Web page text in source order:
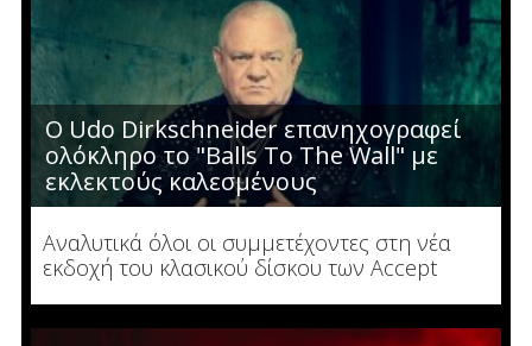
Ο Udo Dirkschneider επανηχογραφεί
ολόκληρο το "Balls To The Wall" με
εκλεκτούς καλεσμένους
Αναλυτικά όλοι οι συμμετέχοντες στη νέα
εκδοχή του κλασικού δίσκου των Accept